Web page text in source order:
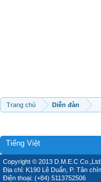
Trang chủ Diễn đàn
Tiếng Việt
Copyright © 2013 D.M.E.C
Địa chỉ: K190 Lê Duẩn, P. Tân
Điện thoại: (+84) 5113752506